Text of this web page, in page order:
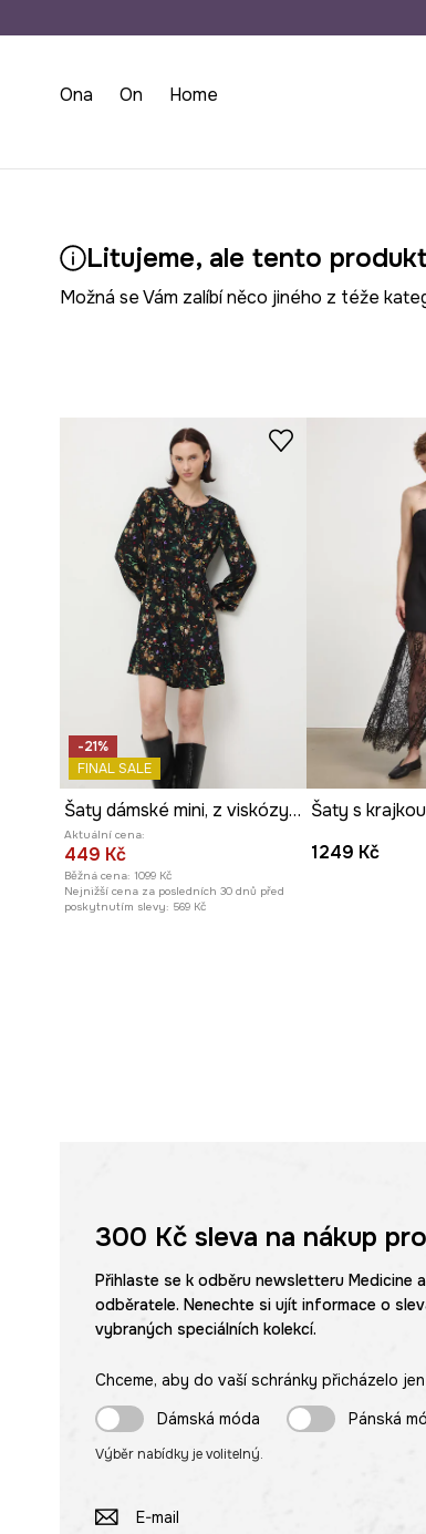
Ona On Home
Litujeme, ale tento
Možná se Vám zalíbí něco jiného z téže
-21%
FINAL SALE
Šaty dámské mini, z viskózy, se vzorem
Aktuální cena:
449 Kč
Běžná cena: 1099 Kč
Nejnižší cena za posledních 30 dnů před
poskytnutím slevy: 569 Kč
1249 Kč
300 Kčsleva na nákup
Přihlaste se k odběru newsletteru Medicine
odběratele. Nenechte si ujít informace o
vybraných speciálních kolekcí.
Chceme, aby do vaší schránky přicházelo
Dámská móda
Pánská
Výběr nabídky je volitelný.